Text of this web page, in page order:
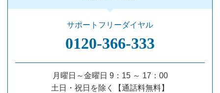
サポートフリーダイヤル
0120‐366‐333
月曜日～金曜日 9：15 ～ 17：00
土日・祝日を除く【通話料無料】